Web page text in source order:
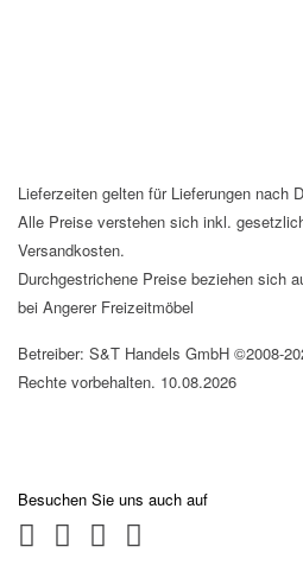
Lieferzeiten gelten für Lieferungen nach
Alle Preise verstehen sich inkl.
Versandkosten.
Durchgestrichene Preise beziehen sich
bei Angerer Freizeitmöbel
Betreiber: S&T Handels GmbH ©2008-
Rechte vorbehalten. 10.08.2026
Besuchen Sie uns auch auf